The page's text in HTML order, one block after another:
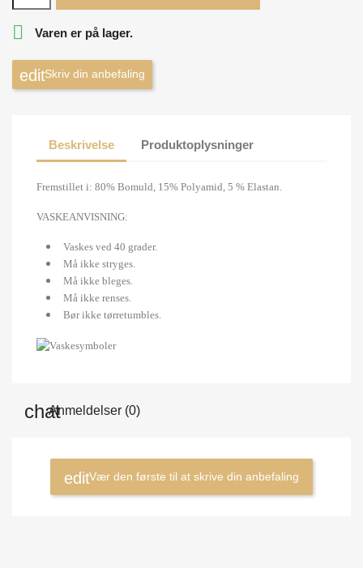
 Varen er på lager.
Skriv din anbefaling
Beskrivelse Produktoplysninger
Fremstillet i: 80% Bomuld, 15% Polyamid, 5 % Elastan.
VASKEANVISNING:
Vaskes ved 40 grader.
Må ikke stryges.
Må ikke bleges.
Må ikke renses.
Bør ikke tørretumbles.
Anmeldelser (0)
Vær den første til at skrive din anbefaling